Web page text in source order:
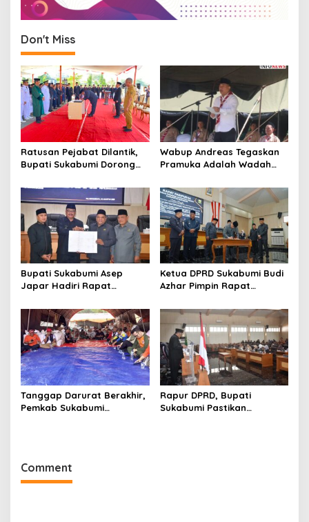
Don't Miss
Ratusan Pejabat Dilantik,
Bupati Sukabumi Dorong
Ingatkan Pejabat Baru
untuk Bekerja dengan
Semangat
Wabup Andreas Tegaskan
Pramuka Adalah Wadah
Karakter Generasi Muda
Bupati Sukabumi Asep
Japar Hadiri Rapat
PPAS dan Raperda
Disabilitas
Ketua DPRD Sukabumi Budi
Azhar Pimpin Rapat
dan Raperda Tirta Jaya
Tanggap Darurat Berakhir,
Pemkab Sukabumi
Rapur DPRD, Bupati
Sukabumi Pastikan
Comment